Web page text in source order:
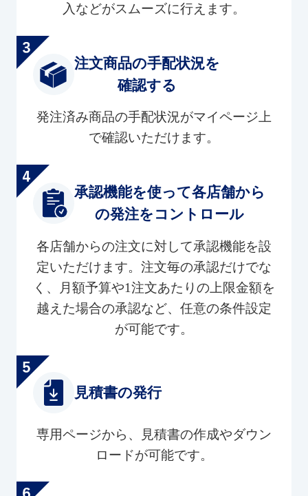
入などがスムーズに行えます。
注文商品の手配状況を
確認する
発注済み商品の手配状況がマイページ上
で確認いただけます。
承認機能を使って各店舗から
の発注をコントロール
各店舗からの注文に対して承認機能を設
定いただけます。注文毎の承認だけでな
く、月額予算や1注文あたりの上限金額を
越えた場合の承認など、任意の条件設定
が可能です。
見積書の発行
専用ページから、見積書の作成やダウン
ロードが可能です。